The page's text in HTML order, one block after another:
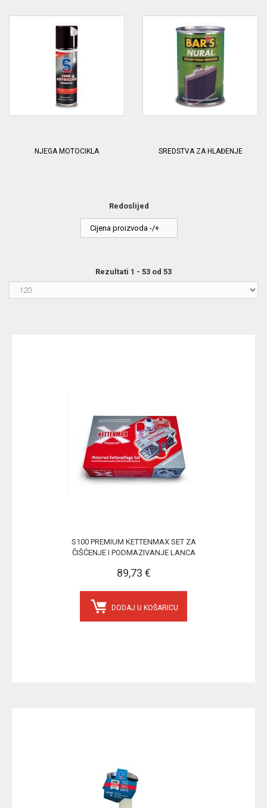
NJEGA MOTOCIKLA SREDSTVA ZA HLAĐENJE
Redoslijed
Cijena proizvoda -/+
Rezultati 1 - 53 od 53
S100 PREMIUM KETTENMAX SET ZA
ČIŠĆENJE I PODMAZIVANJE LANCA
89,73 €
DODAJ U KOŠARICU